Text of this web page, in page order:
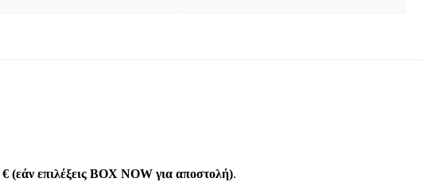
(εάν επιλέξεις BOX NOW για αποστολή).